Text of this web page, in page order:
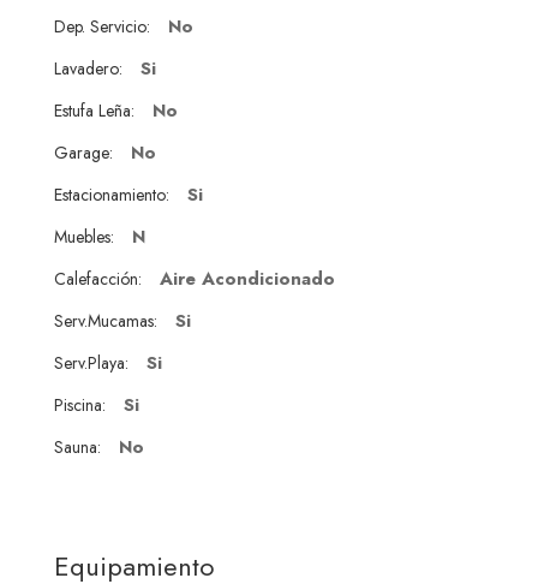
Dep. Servicio: No
Lavadero: Si
Estufa Leña: No
Garage: No
Estacionamiento: Si
Muebles: N
Calefacción: Aire Acondicionado
Serv.Mucamas: Si
Serv.Playa: Si
Piscina: Si
Sauna: No
Equipamiento